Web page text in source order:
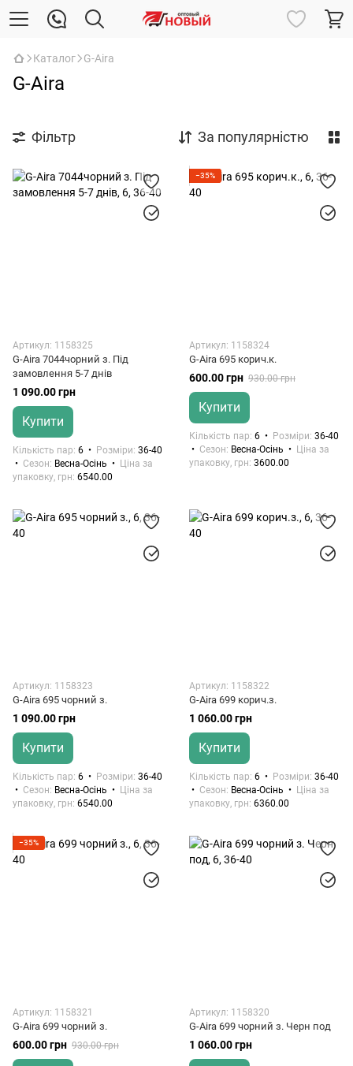
Каталог G-Aira
G-Aira
Фільтр За популярністю
Артикул: 1158325
G-Aira 7044чорний з. Під
замовлення 5-7 днів
1 090.00 грн
Купити
Кількість пар 6 Розміри 36-40
Сезон
Весна-Осінь
Ціна за
упаковку, грн 6540.00
−35%
Артикул: 1158324
G-Aira 695 корич.к.
600.00 грн 930.00 грн
Купити
Кількість пар 6 Розміри 36-40
Сезон
Весна-Осінь
Ціна за
упаковку, грн 3600.00
Артикул: 1158323
G-Aira 695 чорний з.
1 090.00 грн
Купити
Кількість пар 6 Розміри 36-40
Сезон
Весна-Осінь
Ціна за
упаковку, грн 6540.00
Артикул: 1158322
G-Aira 699 корич.з.
1 060.00 грн
Купити
Кількість пар 6 Розміри 36-40
Сезон
Весна-Осінь
Ціна за
упаковку, грн 6360.00
−35%
Артикул: 1158321
G-Aira 699 чорний з.
600.00 грн 930.00 грн
Артикул: 1158320
G-Aira 699 чорний з. Черн под
1 060.00 грн